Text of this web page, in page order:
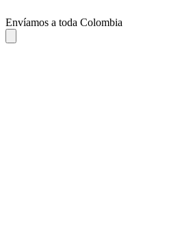
Envíamos a toda Colombia